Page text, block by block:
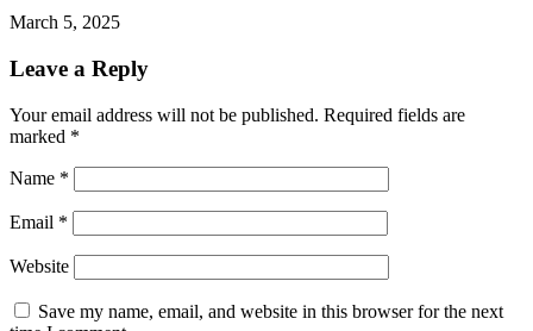
March 5, 2025
Leave a Reply
Your email address will not be published. Required fields are
marked *
Name *
Email *
Website
Save my name, email, and website in this browser for the next